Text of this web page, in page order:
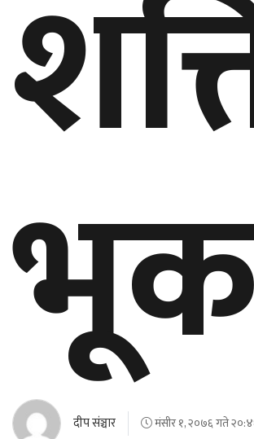
प्रदेश
कर्णाली
प्रदेश
विचार
मनाेरञ्जन
ब्लग
दीप संञ्चार मंसीर १, २०७६ गते